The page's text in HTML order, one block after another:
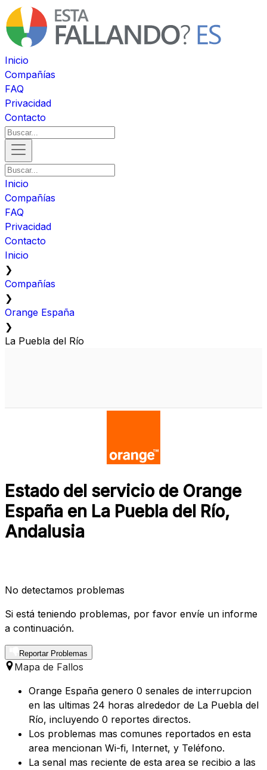
Inicio
Compañías
FAQ
Privacidad
Contacto
Inicio
Compañías
FAQ
Privacidad
Contacto
Inicio
❯
Compañías
❯
Orange España
❯
La Puebla del Río
Estado del servicio de Orange
España en La Puebla del Río,
Andalusia
No detectamos problemas
Si está teniendo problemas, por favor envíe un informe
a continuación.
Reportar Problemas
Mapa de Fallos
Orange España genero 0 senales de interrupcion
en las ultimas 24 horas alrededor de La Puebla del
Río, incluyendo 0 reportes directos.
Los problemas mas comunes reportados en esta
area mencionan Wi-fi, Internet, y Teléfono.
La senal mas reciente de esta area se recibio a las